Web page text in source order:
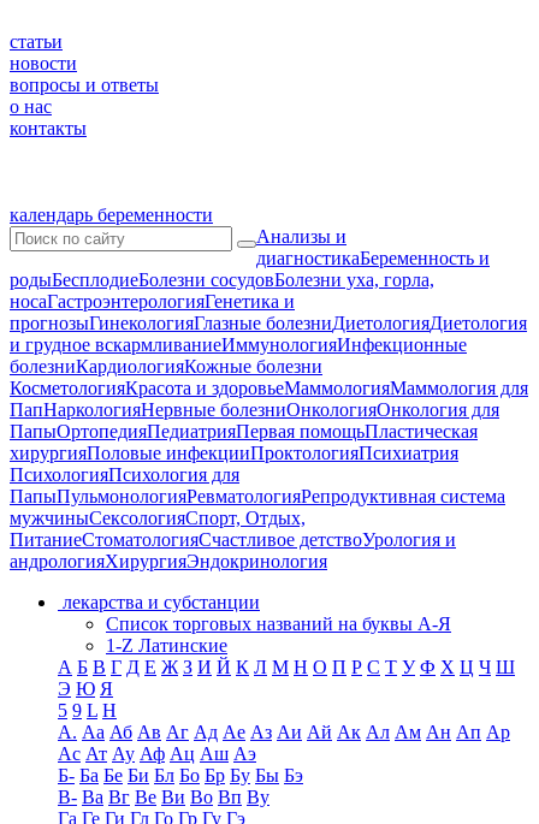
статьи
новости
вопросы и ответы
о нас
контакты
календарь беременности
Анализы и
диагностикаБеременность и
родыБесплодиеБолезни сосудовБолезни уха, горла,
носаГастроэнтерологияГенетика и
прогнозыГинекологияГлазные болезниДиетологияДиетология
и грудное вскармливаниеИммунологияИнфекционные
болезниКардиологияКожные болезни
КосметологияКрасота и здоровьеМаммологияМаммология для
ПапНаркологияНервные болезниОнкологияОнкология для
ПапыОртопедияПедиатрияПервая помощьПластическая
хирургияПоловые инфекцииПроктологияПсихиатрия
ПсихологияПсихология для
ПапыПульмонологияРевматологияРепродуктивная система
мужчиныСексологияСпорт, Отдых,
ПитаниеСтоматологияСчастливое детствоУрология и
андрологияХирургияЭндокринология
лекарства и субстанции
Список торговых названий на буквы А-Я
1-Z Латинские
А Б В Г Д Е Ж З И Й К Л М Н О П Р С Т У Ф Х Ц Ч Ш
Э Ю Я
5 9 L H
А. Аа Аб Ав Аг Ад Ае Аз Аи Ай Ак Ал Ам Ан Ап Ар
Ас Ат Ау Аф Ац Аш Аэ
Б- Ба Бе Би Бл Бо Бр Бу Бы Бэ
В- Ва Вг Ве Ви Во Вп Ву
Га Ге Ги Гл Го Гр Гу Гэ